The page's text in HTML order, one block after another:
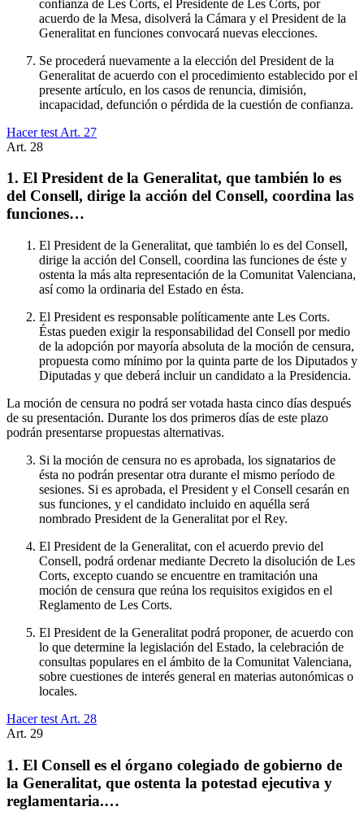
confianza de Les Corts, el Presidente de Les Corts, por
acuerdo de la Mesa, disolverá la Cámara y el President de la
Generalitat en funciones convocará nuevas elecciones.
Se procederá nuevamente a la elección del President de la
Generalitat de acuerdo con el procedimiento establecido por el
presente artículo, en los casos de renuncia, dimisión,
incapacidad, defunción o pérdida de la cuestión de confianza.
Hacer test Art. 27
Art. 28
1. El President de la Generalitat, que también lo es
del Consell, dirige la acción del Consell, coordina las
funciones…
El President de la Generalitat, que también lo es del Consell,
dirige la acción del Consell, coordina las funciones de éste y
ostenta la más alta representación de la Comunitat Valenciana,
así como la ordinaria del Estado en ésta.
El President es responsable políticamente ante Les Corts.
Éstas pueden exigir la responsabilidad del Consell por medio
de la adopción por mayoría absoluta de la moción de censura,
propuesta como mínimo por la quinta parte de los Diputados y
Diputadas y que deberá incluir un candidato a la Presidencia.
La moción de censura no podrá ser votada hasta cinco días después
de su presentación. Durante los dos primeros días de este plazo
podrán presentarse propuestas alternativas.
Si la moción de censura no es aprobada, los signatarios de
ésta no podrán presentar otra durante el mismo período de
sesiones. Si es aprobada, el President y el Consell cesarán en
sus funciones, y el candidato incluido en aquélla será
nombrado President de la Generalitat por el Rey.
El President de la Generalitat, con el acuerdo previo del
Consell, podrá ordenar mediante Decreto la disolución de Les
Corts, excepto cuando se encuentre en tramitación una
moción de censura que reúna los requisitos exigidos en el
Reglamento de Les Corts.
El President de la Generalitat podrá proponer, de acuerdo con
lo que determine la legislación del Estado, la celebración de
consultas populares en el ámbito de la Comunitat Valenciana,
sobre cuestiones de interés general en materias autonómicas o
locales.
Hacer test Art. 28
Art. 29
1. El Consell es el órgano colegiado de gobierno de
la Generalitat, que ostenta la potestad ejecutiva y
reglamentaria.…